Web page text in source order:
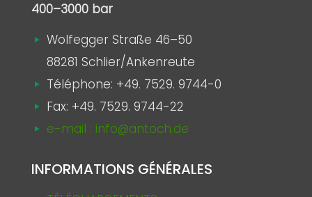
400–3000 bar
Wolfegger Straße 46–50
88281 Schlier/Ankenreute
Téléphone: +49. 7529. 9744-0
Fax: +49. 7529. 9744-22
e-mail : info@antoch.de
INFORMATIONS GÉNÉRALES